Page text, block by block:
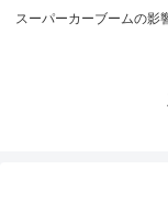
スーパーカーブームの影